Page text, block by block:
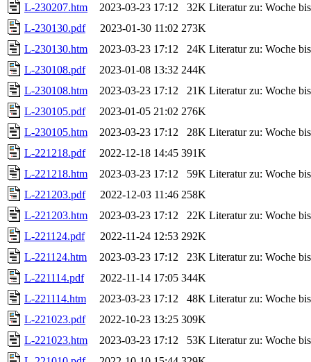
L-230207.htm
2023-03-23 17:12 32K Literatur zu: Woche
L-230130.pdf
2023-01-30 11:02 273K
L-230130.htm
2023-03-23 17:12 24K Literatur zu: Woche
L-230108.pdf
2023-01-08 13:32 244K
L-230108.htm
2023-03-23 17:12 21K Literatur zu: Woche
L-230105.pdf
2023-01-05 21:02 276K
L-230105.htm
2023-03-23 17:12 28K Literatur zu: Woche
L-221218.pdf
2022-12-18 14:45 391K
L-221218.htm
2023-03-23 17:12 59K Literatur zu: Woche
L-221203.pdf
2022-12-03 11:46 258K
L-221203.htm
2023-03-23 17:12 22K Literatur zu: Woche
L-221124.pdf
2022-11-24 12:53 292K
L-221124.htm
2023-03-23 17:12 23K Literatur zu: Woche
L-221114.pdf
2022-11-14 17:05 344K
L-221114.htm
2023-03-23 17:12 48K Literatur zu: Woche
L-221023.pdf
2022-10-23 13:25 309K
L-221023.htm
2023-03-23 17:12 53K Literatur zu: Woche